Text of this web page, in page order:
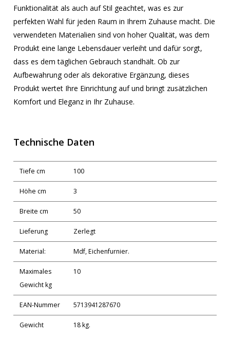
Funktionalität als auch auf Stil geachtet, was es zur
perfekten Wahl für jeden Raum in Ihrem Zuhause macht. Die
verwendeten Materialien sind von hoher Qualität, was dem
Produkt eine lange Lebensdauer verleiht und dafür sorgt,
dass es dem täglichen Gebrauch standhält. Ob zur
Aufbewahrung oder als dekorative Ergänzung, dieses
Produkt wertet Ihre Einrichtung auf und bringt zusätzlichen
Komfort und Eleganz in Ihr Zuhause.
Technische Daten
Tiefe cm 100
Höhe cm 3
Breite cm 50
Lieferung Zerlegt
Material: Mdf, Eichenfurnier.
Maximales
Gewicht kg
10
EAN-Nummer 5713941287670
Gewicht 18 kg.